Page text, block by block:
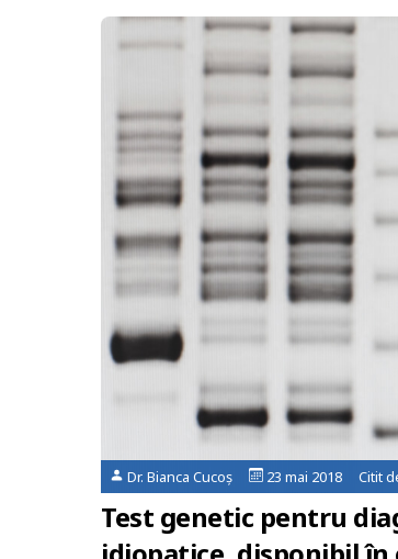
Dr. Bianca Cucoș 23 mai 2018 Citit
Test genetic pentru